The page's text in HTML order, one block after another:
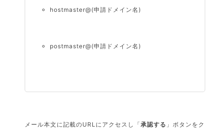
hostmaster@(申請ドメイン名)
postmaster@(申請ドメイン名)
メール本文に記載のURLにアクセスし「承認する 」ボタンをク